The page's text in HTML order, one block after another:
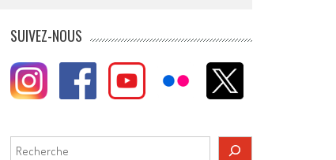
SUIVEZ-NOUS
Rechercher